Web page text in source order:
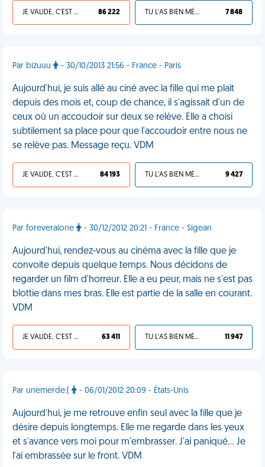
JE VALIDE, C'EST UNE VDM 86 222 TU L'AS BIEN MÉRITÉ 7 848
Par bizuuu - 30/10/2013 21:56 - France - Paris
Aujourd'hui, je suis allé au ciné avec la fille qui me plait
depuis des mois et, coup de chance, il s'agissait d'un de
ceux où un accoudoir sur deux se relève. Elle a choisi
subtilement sa place pour que l'accoudoir entre nous ne
se relève pas. Message reçu. VDM
JE VALIDE, C'EST UNE VDM 84 193 TU L'AS BIEN MÉRITÉ 9 427
Par foreveralone - 30/12/2012 20:21 - France - Sigean
Aujourd'hui, rendez-vous au cinéma avec la fille que je
convoite depuis quelque temps. Nous décidons de
regarder un film d'horreur. Elle a eu peur, mais ne s'est pas
blottie dans mes bras. Elle est partie de la salle en courant.
VDM
JE VALIDE, C'EST UNE VDM 63 411 TU L'AS BIEN MÉRITÉ 11 947
Par unemerde:( - 06/01/2012 20:09 - États-Unis
Aujourd'hui, je me retrouve enfin seul avec la fille que je
désire depuis longtemps. Elle me regarde dans les yeux
et s'avance vers moi pour m'embrasser. J'ai paniqué... Je
l'ai embrassée sur le front. VDM